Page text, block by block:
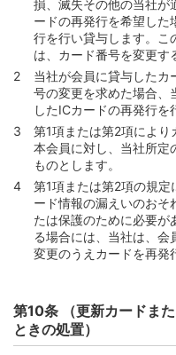
第77条 （リボルビン
第5節 ショッピングに
第78条 （加盟店との
第79条 (支払停止の抗
第3章 キャッシングサー
第1節 キャッシングサ
第80条 （金銭消費貸借
第81条 （キャッシン
法）
第82条 （当社所定の
第83条 （交付資金お
に係る禁止行為）
第85条 （キャッシング
制限される場合）
損、滅失その他の当社が
ードの再発行を希望した
行を行い貸与します。こ
は、カード番号を変更す
当社が会員に貸与したカ
号の変更を求めた場合、
したICカードの再発行を
第1項または第2項により
本会員に対し、当社所定
ものとします。
第1項または第2項の規定
ード情報の漏えいのおそ
たは保護のために必要が
る場合には、当社は、会
変更のうえカードを再発
第10条 （更新カードま
ときの処置）